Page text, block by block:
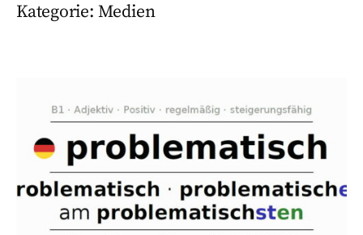
Kategorie: Medien